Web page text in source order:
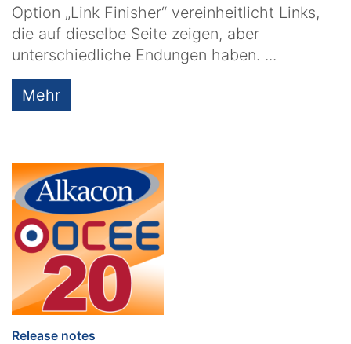
Option „Link Finisher“ vereinheitlicht Links,
die auf dieselbe Seite zeigen, aber
unterschiedliche Endungen haben. ...
Mehr
Release notes